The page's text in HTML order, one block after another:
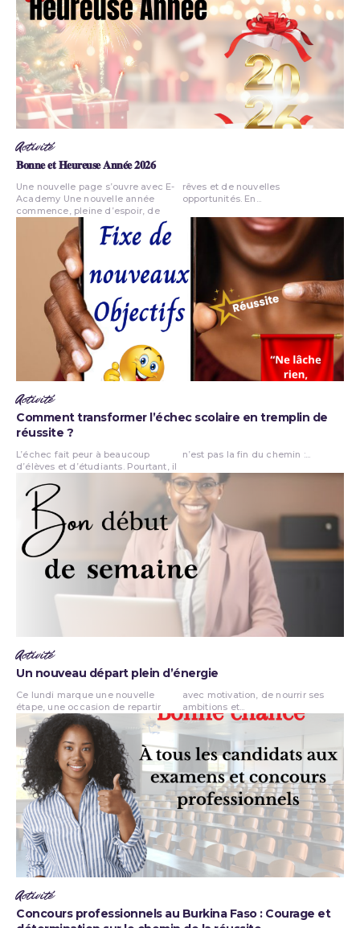
Activité
𝐁𝐨𝐧𝐧𝐞 𝐞𝐭 𝐇𝐞𝐮𝐫𝐞𝐮𝐬𝐞 𝐀𝐧𝐧𝐞́𝐞 𝟐𝟎𝟐𝟔
Une nouvelle page s’ouvre avec E-
Academy Une nouvelle année
commence, pleine d’espoir, de
rêves et de nouvelles
opportunités. En...
Activité
Comment transformer l’échec scolaire en tremplin de
réussite ?
L’échec fait peur à beaucoup
d’élèves et d’étudiants. Pourtant, il
n’est pas la fin du chemin :...
Activité
Un nouveau départ plein d’énergie
Ce lundi marque une nouvelle
étape, une occasion de repartir
avec motivation, de nourrir ses
ambitions et...
Activité
Concours professionnels au Burkina Faso : Courage et